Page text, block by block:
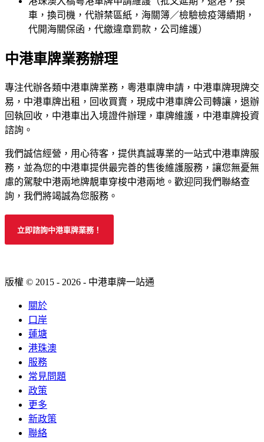
車，換司機，代辦禁區紙，海關簿／檢驗檢疫簿續期，
代開海關保函，代繳違章罰款，公司維護）
中港車牌業務辦理
專注代辦各類中港車牌業務，粵港車牌申請，中港車牌現牌交
易，中港車牌出租，回收買賣，現成中港車牌公司轉讓，退辦
回執回收，中港車出入境證件辦理，車牌維護，中港車牌投資
諮詢。
我們誠信經營，用心待客，提供真誠專業的一站式中港車牌服
務，並為您的中港車提供最完善的售後維護服務，讓您無憂無
慮的駕駛中港兩地牌靚車穿梭中港兩地。歡迎同我們聯絡查
詢，我們將竭誠為您服務。
立即諮詢中港車牌業務！
版權 © 2015 - 2026 - 中港車牌一站通
關於
口岸
蓮塘
港珠澳
服務
常見問題
政策
更多
新政策
聯絡